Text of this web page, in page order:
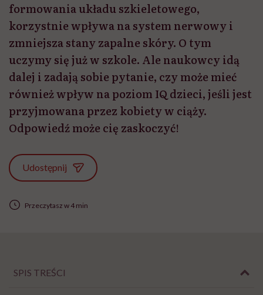
formowania układu szkieletowego,
korzystnie wpływa na system nerwowy i
zmniejsza stany zapalne skóry. O tym
uczymy się już w szkole. Ale naukowcy idą
dalej i zadają sobie pytanie, czy może mieć
również wpływ na poziom IQ dzieci, jeśli jest
przyjmowana przez kobiety w ciąży.
Odpowiedź może cię zaskoczyć!
Udostępnij
Przeczytasz w 4 min
SPIS TREŚCI